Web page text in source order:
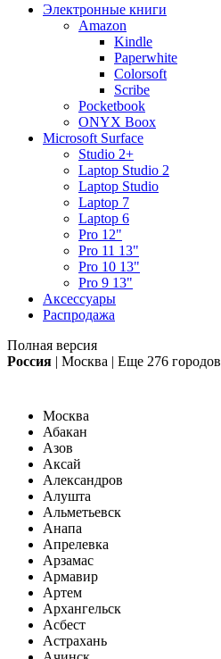
Электронные книги
Amazon
Kindle
Paperwhite
Colorsoft
Scribe
Pocketbook
ONYX Boox
Microsoft Surface
Studio 2+
Laptop Studio 2
Laptop Studio
Laptop 7
Laptop 6
Pro 12"
Pro 11 13"
Pro 10 13"
Pro 9 13"
Аксессуары
Распродажа
Полная версия
Россия | Москва | Еще 276 городов
Москва
Абакан
Азов
Аксай
Александров
Алушта
Альметьевск
Анапа
Апрелевка
Арзамас
Армавир
Артем
Архангельск
Асбест
Астрахань